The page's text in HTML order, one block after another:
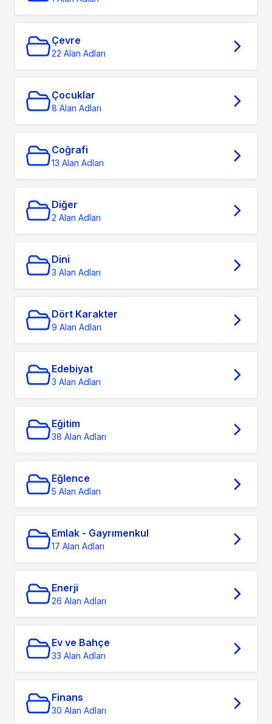
Çevre
22 Alan Adları
Çocuklar
8 Alan Adları
Coğrafi
13 Alan Adları
Diğer
2 Alan Adları
Dini
3 Alan Adları
Dört Karakter
9 Alan Adları
Edebiyat
3 Alan Adları
Eğitim
38 Alan Adları
Eğlence
5 Alan Adları
Emlak - Gayrımenkul
17 Alan Adları
Enerji
26 Alan Adları
Ev ve Bahçe
33 Alan Adları
Finans
30 Alan Adları